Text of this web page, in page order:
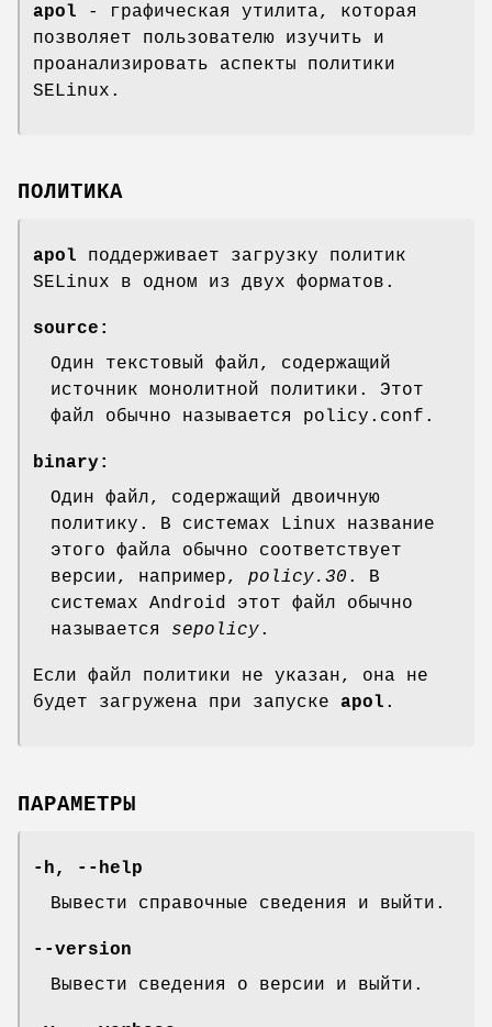
apol - графическая утилита, которая
позволяет пользователю изучить и
проанализировать аспекты политики
SELinux.
ПОЛИТИКА
apol поддерживает загрузку политик
SELinux в одном из двух форматов.
source:
Один текстовый файл, содержащий
источник монолитной политики. Этот
файл обычно называется policy.conf.
binary:
Один файл, содержащий двоичную
политику. В системах Linux название
этого файла обычно соответствует
версии, например, policy.30 . В
системах Android этот файл обычно
называется sepolicy.
Если файл политики не указан, она не
будет загружена при запуске apol .
ПАРАМЕТРЫ
-h, --help
Вывести справочные сведения и выйти.
--version
Вывести сведения о версии и выйти.